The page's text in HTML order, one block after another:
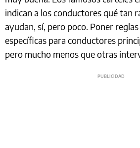
indican a los conductores qué tan
ayudan, sí, pero poco. Poner
específicas para conductores
pero mucho menos que otras